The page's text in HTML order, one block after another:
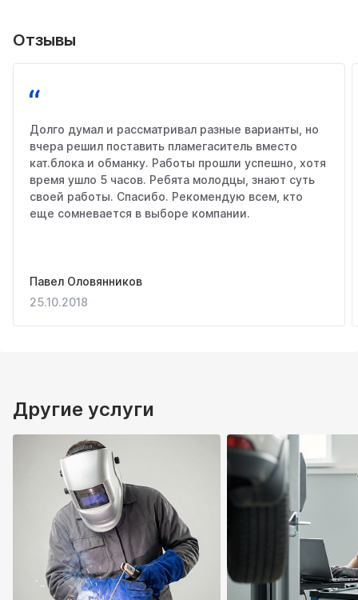
Отзывы
Долго думал и рассматривал разные варианты, но
вчера решил поставить пламегаситель вместо
кат.блока и обманку. Работы прошли успешно, хотя
время ушло 5 часов. Ребята молодцы, знают суть
своей работы. Спасибо. Рекомендую всем, кто
еще сомневается в выборе компании.
Павел Оловянников
25.10.2018
Другие услуги